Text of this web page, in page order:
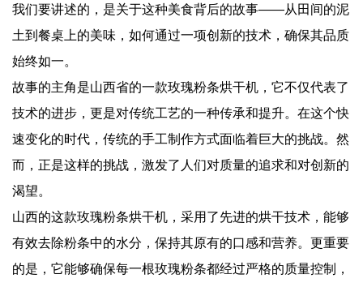
我们要讲述的，是关于这种美食背后的故事——从田间的泥
土到餐桌上的美味，如何通过一项创新的技术，确保其品质
始终如一。
故事的主角是山西省的一款玫瑰粉条烘干机，它不仅代表了
技术的进步，更是对传统工艺的一种传承和提升。在这个快
速变化的时代，传统的手工制作方式面临着巨大的挑战。然
而，正是这样的挑战，激发了人们对质量的追求和对创新的
渴望。
山西的这款玫瑰粉条烘干机，采用了先进的烘干技术，能够
有效去除粉条中的水分，保持其原有的口感和营养。更重要
的是，它能够确保每一根玫瑰粉条都经过严格的质量控制，